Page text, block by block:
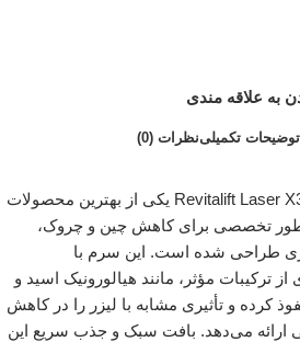
به علاقه مندی
توضیحات تکمیلینظرات (0)
سرم ضد چروک لورآل مدل Revitalift Laser X3 یکی از بهترین محصولات
تخصصی برای کاهش چین و چروک،
طراحی شده است. این سرم با
ترکیبات مؤثر، مانند هیالورونیک اسید و
کرده و تأثیری مشابه با لیزر را در کاهش
ارائه می‌دهد. بافت سبک و جذب سریع این